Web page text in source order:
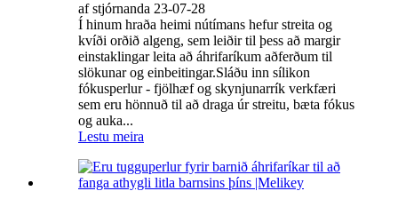
af stjórnanda 23-07-28
Í hinum hraða heimi nútímans hefur streita og
kvíði orðið algeng, sem leiðir til þess að margir
einstaklingar leita að áhrifaríkum aðferðum til
slökunar og einbeitingar.Sláðu inn sílikon
fókusperlur - fjölhæf og skynjunarrík verkfæri
sem eru hönnuð til að draga úr streitu, bæta fókus
og auka...
Lestu meira